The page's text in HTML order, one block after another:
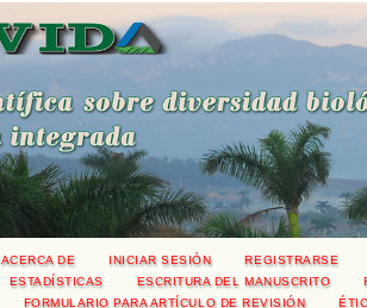
ACERCA DE INICIAR SESIÓN
REGISTRARSE
ESTADÍSTICAS ESCRITURA DEL MANUSCRITO
FORMULARIO PARA ARTÍCULO DE REVISIÓN